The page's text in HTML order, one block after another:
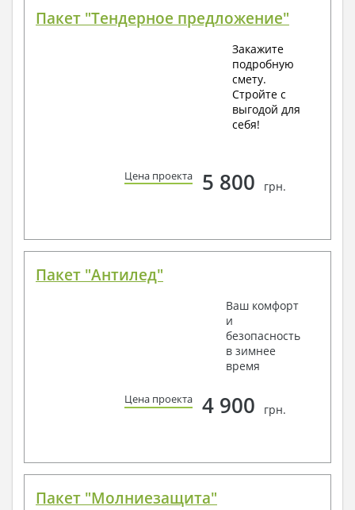
Пакет "Тендерное предложение"
Закажите
подробную
смету.
Стройте с
выгодой для
себя!
Цена проекта 5 800 грн.
Пакет "Антилед"
Ваш комфорт
и
безопасность
в зимнее
время
Цена проекта 4 900 грн.
Пакет "Молниезащита"